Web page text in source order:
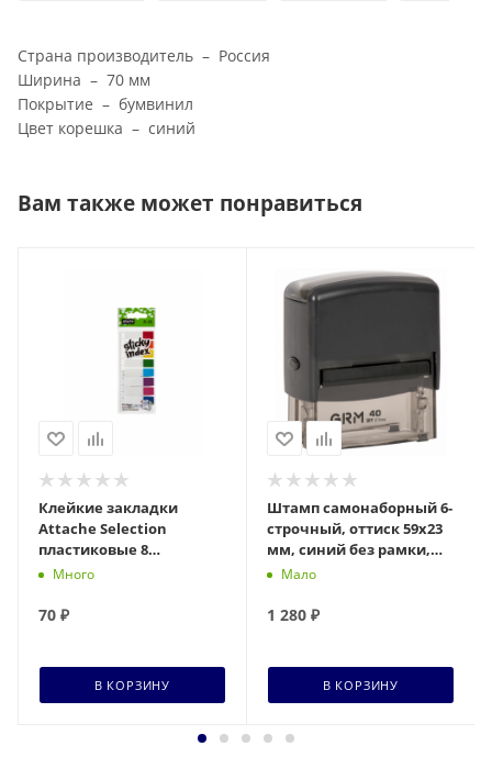
Страна производитель – Россия
Ширина – 70 мм
Покрытие – бумвинил
Цвет корешка – синий
Вам также может понравиться
Клейкие закладки
Attache Selection
пластиковые 8
неоновых цветов по 15
383733
Много
70 ₽
В КОРЗИНУ
Штамп самонаборный 6-
строчный, оттиск 59х23
мм, синий без рамки,
GRM 40, КАССА В
Мало
1 280 ₽
В КОРЗИНУ